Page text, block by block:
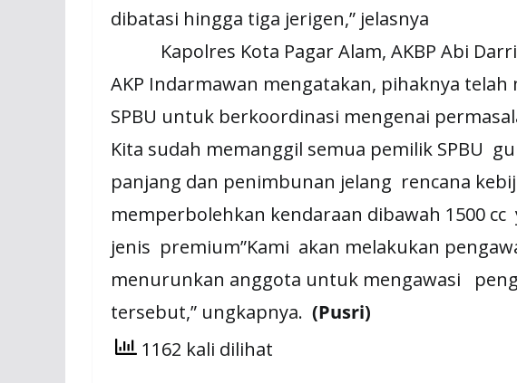
dibatasi hingga tiga jerigen,” jelasnya
Kapolres Kota Pagar Alam, AKBP Abi
AKP Indarmawan mengatakan, pihaknya
SPBU untuk berkoordinasi mengenai
Kita sudah memanggil semua pemilik SPBU
panjang dan penimbunan jelang rencana
memperbolehkan kendaraan dibawah 1500
jenis premium”Kami akan melakukan
menurunkan anggota untuk mengawasi
tersebut,” ungkapnya. (Pusri)
1162 kali dilihat